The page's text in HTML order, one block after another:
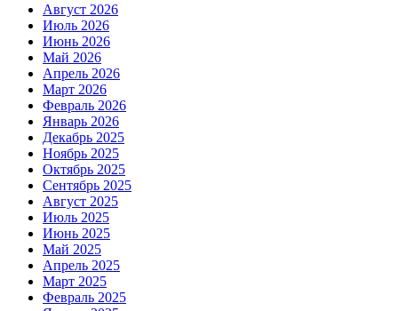
Август 2026
Июль 2026
Июнь 2026
Май 2026
Апрель 2026
Март 2026
Февраль 2026
Январь 2026
Декабрь 2025
Ноябрь 2025
Октябрь 2025
Сентябрь 2025
Август 2025
Июль 2025
Июнь 2025
Май 2025
Апрель 2025
Март 2025
Февраль 2025